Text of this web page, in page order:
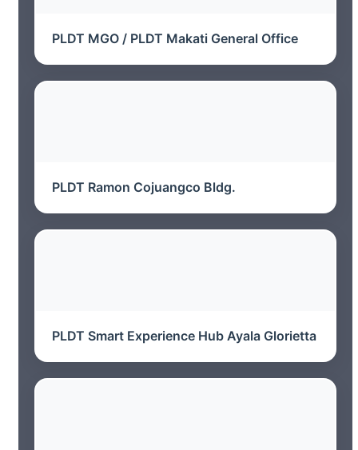
PLDT MGO / PLDT Makati General Office
PLDT Ramon Cojuangco Bldg.
PLDT Smart Experience Hub Ayala Glorietta